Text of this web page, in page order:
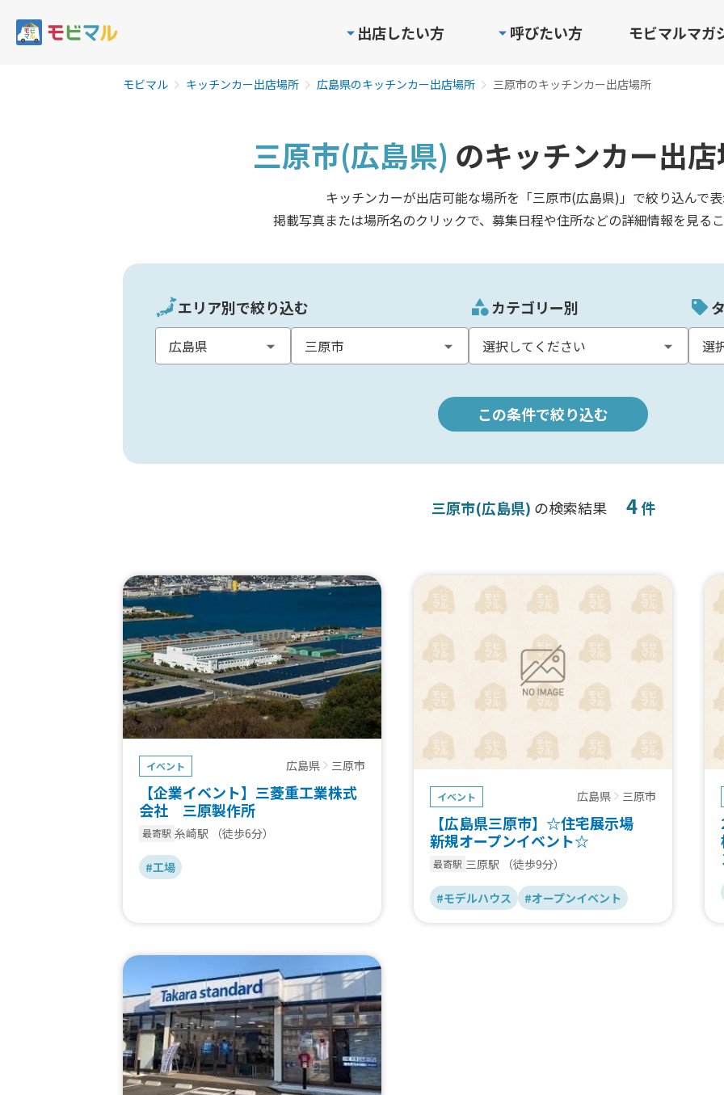
出店したい方 呼びたい方 モビマルマガ
モビマル キッチンカー出店場所 広島県のキッチンカー出店場所 三原市のキッチンカー出店場所
三原市(広島県) のキッチンカー出
キッチンカーが出店可能な場所を「三原市(広島県)」で絞り込んで
掲載写真または場所名のクリックで、募集日程や住所などの詳細情報を見る
エリア別で絞り込む カテゴリー別
この条件で絞り込む
三原市(広島県) の検索結果 4件
イベント 広島県 三原市
【企業イベント】三菱重工業株式
会社 三原製作所
最寄駅 糸崎駅 （徒歩6分）
#工場
イベント 広島県 三原市
【広島県三原市】☆住宅展示場
新規オープンイベント☆
最寄駅 三原駅 （徒歩9分）
#モデルハウス #オープンイベント